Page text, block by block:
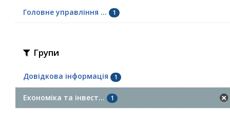
Головне управління ... 1
Групи
Довідкова інформація 1
Економіка та інвест... 1